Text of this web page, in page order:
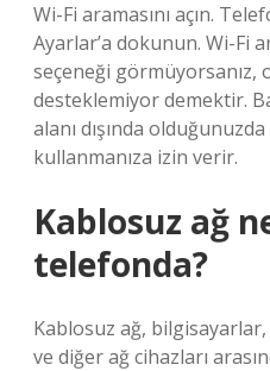
Wi-Fi aramasını açın.
Ayarlar’a dokunun. Wi-Fi
seçeneği
desteklemiyor demektir.
alanı dışında
kullanmanıza izin verir.
Kablosuz ağ
telefonda?
Kablosuz ağ,
ve diğer ağ cihazları